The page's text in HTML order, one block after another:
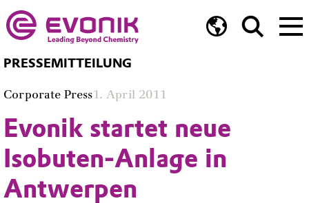
PRESSEMITTEILUNG
Corporate Press1. April 2011
Evonik startet neue
Isobuten-Anlage in
Antwerpen